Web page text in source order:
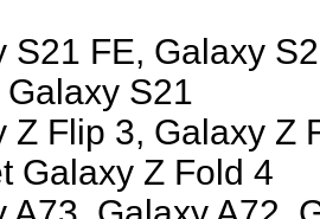
S21 FE, Galaxy
S21
Z Flip 3, Galaxy Z
Galaxy Z Fold 4